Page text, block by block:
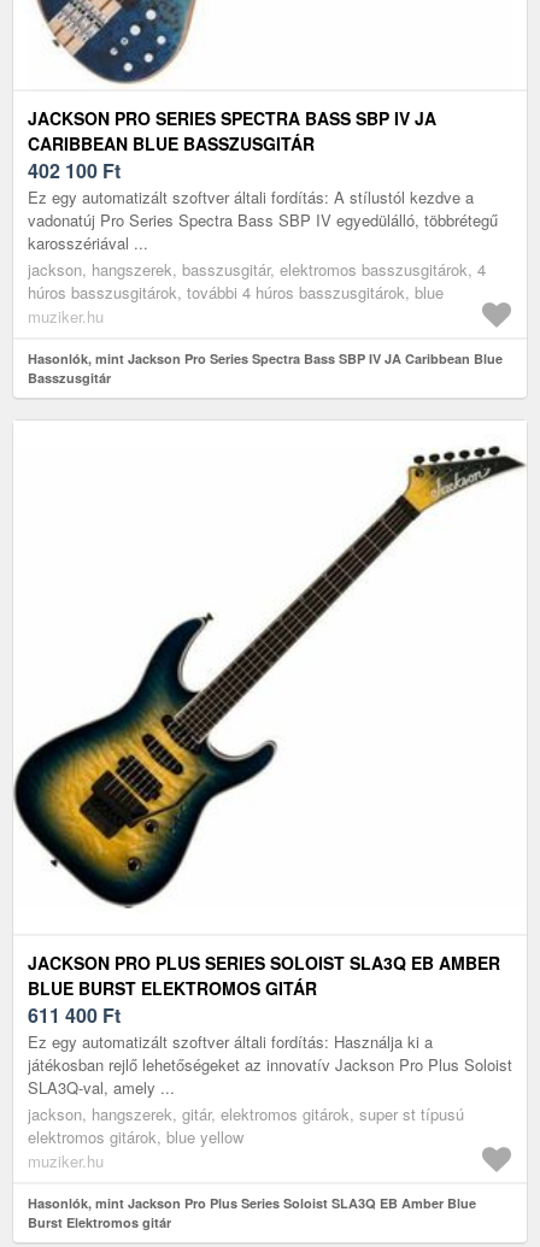
JACKSON PRO SERIES SPECTRA BASS SBP IV JA
CARIBBEAN BLUE BASSZUSGITÁR
402 100 Ft
Ez egy automatizált szoftver általi fordítás: A stílustól kezdve a
vadonatúj Pro Series Spectra Bass SBP IV egyedülálló, többrétegű
karosszériával ...
jackson, hangszerek, basszusgitár, elektromos basszusgitárok, 4
húros basszusgitárok, további 4 húros basszusgitárok, blue
muziker.hu
Hasonlók, mint Jackson Pro Series Spectra Bass SBP IV JA Caribbean Blue
Basszusgitár
JACKSON PRO PLUS SERIES SOLOIST SLA3Q EB AMBER
BLUE BURST ELEKTROMOS GITÁR
611 400 Ft
Ez egy automatizált szoftver általi fordítás: Használja ki a
játékosban rejlő lehetőségeket az innovatív Jackson Pro Plus Soloist
SLA3Q-val, amely ...
jackson, hangszerek, gitár, elektromos gitárok, super st típusú
elektromos gitárok, blue yellow
muziker.hu
Hasonlók, mint Jackson Pro Plus Series Soloist SLA3Q EB Amber Blue
Burst Elektromos gitár